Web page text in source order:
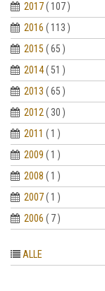
2017( 107 )
2016 ( 113 )
2015 ( 65 )
2014( 51 )
2013 ( 65 )
2012( 30 )
2011 ( 1 )
2009 ( 1 )
2008 ( 1 )
2007( 1 )
2006 ( 7 )
ALLE